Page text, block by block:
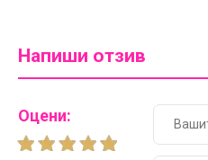
Напиши отзив
Оцени: